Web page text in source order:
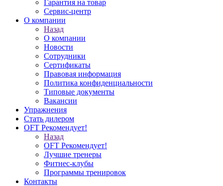
Гарантия на товар
Сервис-центр
О компании
Назад
О компании
Новости
Сотрудники
Сертификаты
Правовая информация
Политика конфиденциальности
Типовые документы
Вакансии
Упражнения
Стать дилером
OFT Рекомендует!
Назад
OFT Рекомендует!
Лучшие тренеры
Фитнес-клубы
Программы тренировок
Контакты